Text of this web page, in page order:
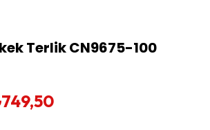
Terlik CN9675-100